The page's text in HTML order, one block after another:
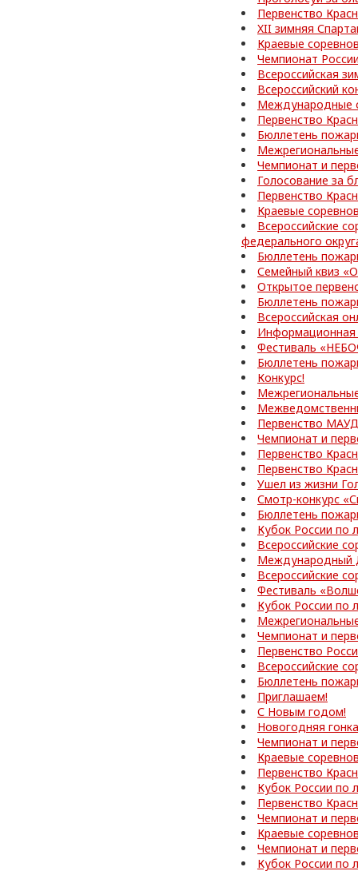
Первенство
XII зимняя
Краевые
Чемпионат
Всероссийская
Всероссийский
Международные
Первенство
Бюллетень
Чемпионат и
Голосование за
Первенство
Краевые
Всероссийские
федерального
Бюллетень
Семейный квиз
Открытое
Бюллетень
Всероссийская
Информационная
Фестиваль
Бюллетень
Конкурс!
Первенство
Чемпионат и
Первенство
Первенство
Ушел из жизни
Смотр-конкурс
Бюллетень
Кубок России по
Всероссийские
Международный
Всероссийские
Фестиваль
Кубок России по
Чемпионат и
Первенство
Всероссийские
Бюллетень
Приглашаем!
С Новым годом!
Новогодняя
Чемпионат и
Краевые
Первенство
Кубок России по
Первенство
Чемпионат и
Краевые
Чемпионат и
Кубок России по